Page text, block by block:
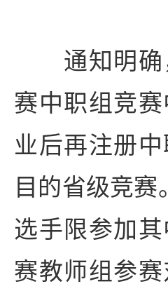
通知明确
赛中职组竞
业后再注册
目的省级竞赛
选手限参加
赛教师组参